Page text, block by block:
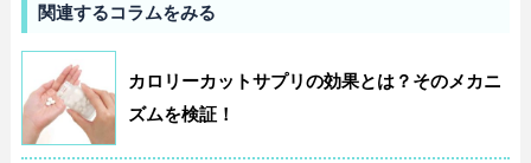
関連するコラムをみる
カロリーカットサプリの効果とは？そのメカニ
ズムを検証！